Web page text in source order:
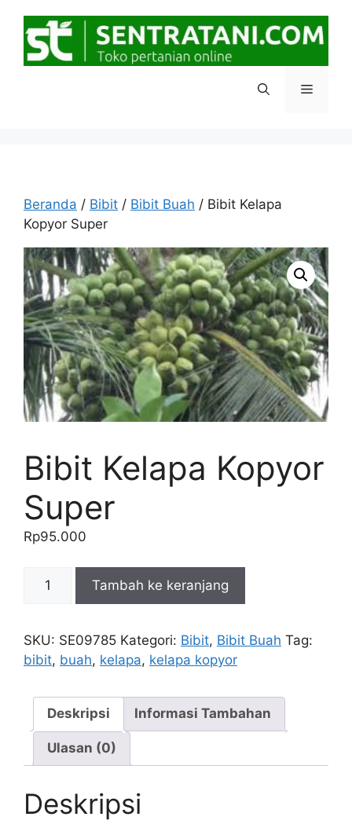
Menu
Beranda / Bibit / Bibit Buah / Bibit Kelapa
Kopyor Super
Bibit Kelapa Kopyor
Super
Rp95.000
Bibit
Kopyor
Super
Tambah ke keranjang
SKU: SE09785 Kategori: Bibit, Bibit Buah Tag:
bibit, buah, kelapa, kelapa kopyor
Deskripsi Informasi Tambahan
Ulasan (0)
Deskripsi